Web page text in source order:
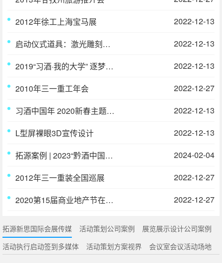
2012年徐工上海宝马展
2022-12-13
启动仪式道具：激光雕刻启动
2022-12-13
2019“习酒·我的大学” 逐梦奖学金全国颁奖仪式
2022-12-13
2010年三一重工年会
2022-12-27
习酒中国年 2020新春主题宣传片
2022-12-13
L型屏裸眼3D宣传设计
2022-12-13
拓源案例 | 2023“黔酒中国行”驶入广东，“国台号”满载美
2024-02-04
2012年三一重装全国巡展
2022-12-27
2020第15届商业地产节在广州举办
2022-12-27
拓源新思国际会展传媒 活动策划公司案例
展览展示设计公司案例
活动执行启动签到多媒体
活动策划方案视界 会议室会议活动场地